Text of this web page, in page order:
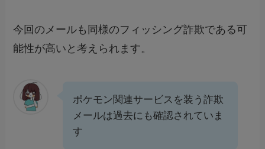
今回のメールも同様のフィッシング詐欺である可
能性が高いと考えられます。
ポケモン関連サービスを装う詐欺
メールは過去にも確認されていま
す